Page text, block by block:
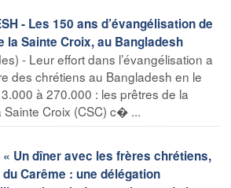
- Les 150 ans d’évangélisation de
la Sainte Croix, au Bangladesh
- Leur effort dans l’évangélisation a
des chrétiens au Bangladesh en le
à 270.000 : les prêtres de la
Croix (CSC) c� ...
« Un dîner avec les frères chrétiens,
Carême : une délégation